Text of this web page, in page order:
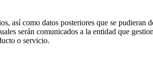
así como datos posteriores que se pudieran
serán comunicados a la entidad que
o servicio.